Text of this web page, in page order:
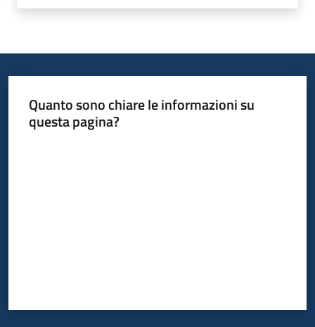
Piani
Programmi
Progetti
Quanto sono chiare le informazioni su
questa pagina?